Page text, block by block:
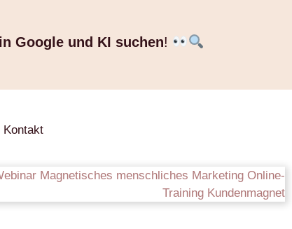
in Google und KI suchen!
Kontakt